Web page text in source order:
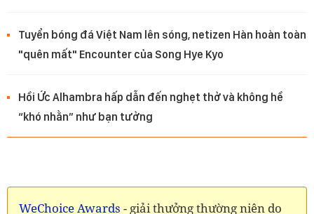
Tuyển bóng đá Việt Nam lên sóng, netizen Hàn hoàn toàn
"quên mất" Encounter của Song Hye Kyo
Hồi Ức Alhambra hấp dẫn đến nghẹt thở và không hề
“khó nhằn” như bạn tưởng
WeChoice Awards - giải thưởng thường niên do